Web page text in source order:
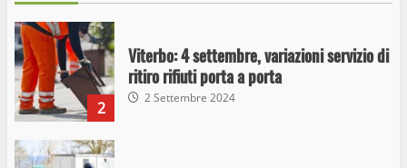
2
Viterbo: 4 settembre, variazioni servizio di
ritiro rifiuti porta a porta
2 Settembre 2024